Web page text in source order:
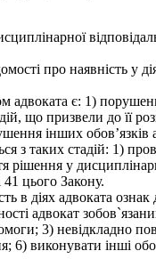
про наявність у
адвоката є: 1)
що призвели до її
інших обов’язків
з таких стадій: 1)
рішення у
цього Закону.
в діях адвоката
адвокат
3) невідкладно
6) виконувати інші